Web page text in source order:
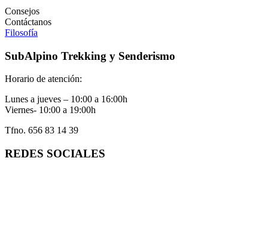
Consejos
Contáctanos
Filosofía
SubAlpino Trekking y Senderismo
Horario de atención:
Lunes a jueves – 10:00 a 16:00h
Viernes- 10:00 a 19:00h
Tfno. 656 83 14 39
REDES SOCIALES